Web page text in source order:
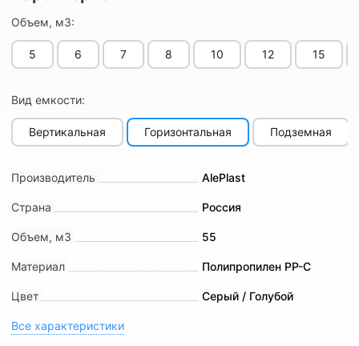
Объем, м3:
5 6 7 8 10 12 15
Вид емкости:
Вертикальная Горизонтальная Подземная
Производитель AlePlast
Страна Россия
Объем, м3 55
Материал Полипропилен PP-C
Цвет Серый / Голубой
Все характеристики